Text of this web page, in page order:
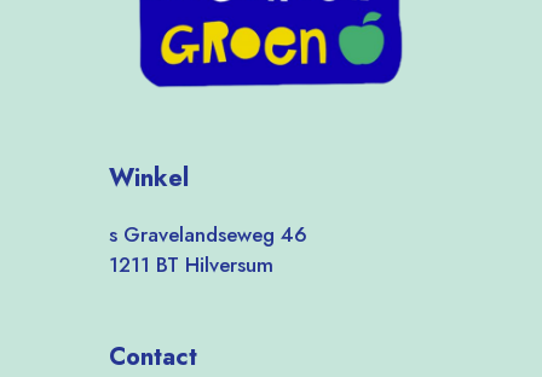
Winkel
s Gravelandseweg 46
1211 BT Hilversum
Contact